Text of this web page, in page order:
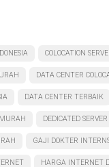
COLOCATION
DATA CENTER
DATA CENTER TERBAIK
DEDICATED
GAJI DOKTER
HARGA INTERNET